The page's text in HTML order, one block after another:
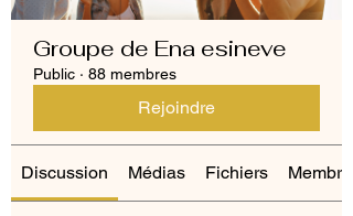
Groupe de Ena esineve
Public · 88 membres
Rejoindre
Discussion Médias Fichiers Membres